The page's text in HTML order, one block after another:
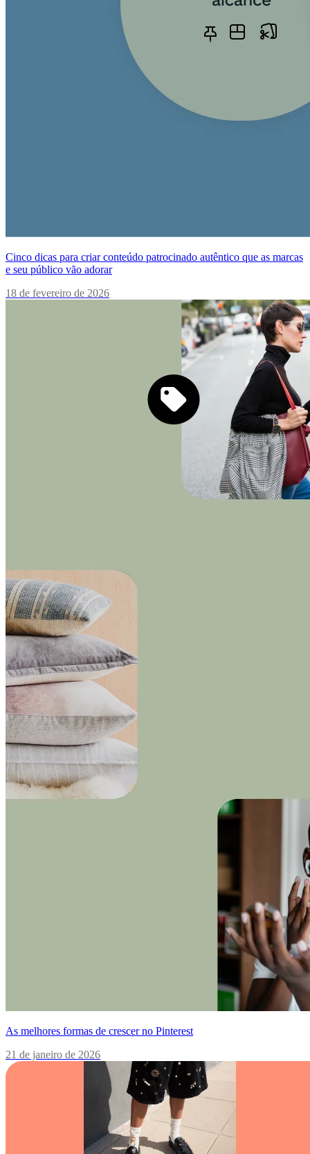
Cinco dicas para criar conteúdo patrocinado autêntico que as marcas
e seu público vão adorar
18 de fevereiro de 2026
As melhores formas de crescer no Pinterest
21 de janeiro de 2026